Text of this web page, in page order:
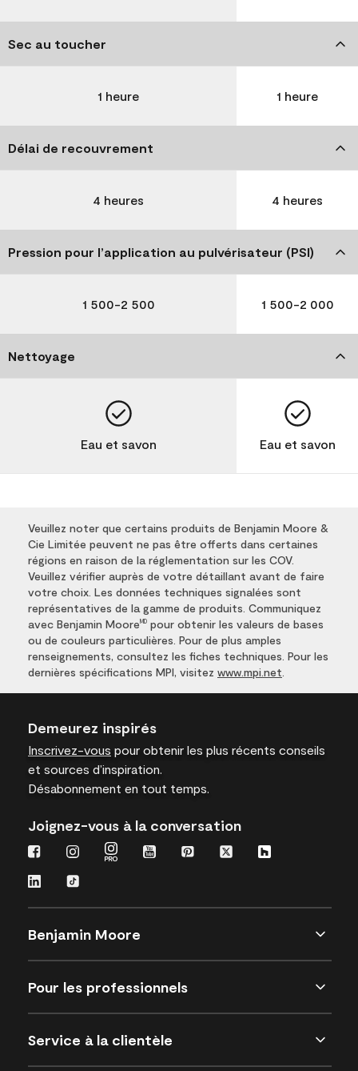
Sec au toucher
1 heure 1 heure
Délai de recouvrement
4 heures 4 heures
Pression pour l’application au pulvérisateur (PSI)
1 500-2 500 1 500-2 000
Nettoyage
Eau et savon Eau et savon
Veuillez noter que certains produits de Benjamin Moore &
Cie Limitée peuvent ne pas être offerts dans certaines
régions en raison de la réglementation sur les COV.
Veuillez vérifier auprès de votre détaillant avant de faire
votre choix. Les données techniques signalées sont
représentatives de la gamme de produits. Communiquez
avec Benjamin Moore MD pour obtenir les valeurs de bases
ou de couleurs particulières. Pour de plus amples
renseignements, consultez les fiches techniques. Pour les
dernières spécifications MPI, visitez www.mpi.net
Demeurez inspirés
Inscrivez-vous pour obtenir les plus récents conseils
et sources d’inspiration.
Désabonnement en tout temps.
Joignez-vous à la conversation
Benjamin Moore
Pour les professionnels
Service à la clientèle